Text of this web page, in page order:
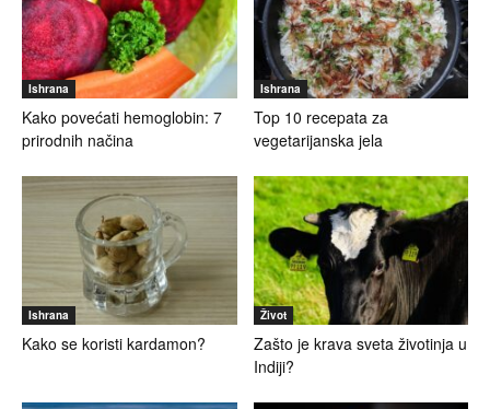
Ishrana
Kako povećati hemoglobin: 7
prirodnih načina
Ishrana
Top 10 recepata za
vegetarijanska jela
Ishrana
Kako se koristi kardamon?
Život
Zašto je krava sveta životinja u
Indiji?